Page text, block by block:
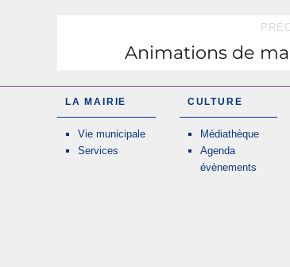
l’article
Animations de
LA MAIRIE
Vie municipale
Services
CULTURE
Médiathèque
Agenda
évènements